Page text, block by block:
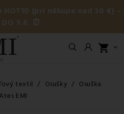
HOT10 (pri nákupe nad 30 €) –
DO 9.8. ⏰
shopping_cart 
textil Osušky
Osuška
EMI